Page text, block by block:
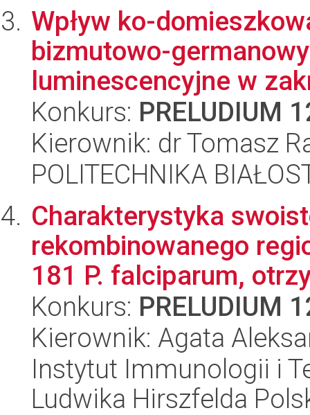
Wpływ ko-
bizmutowo-
luminescencyjne w
Konkurs: PRELUDIUM
Kierownik: dr Tomasz
POLITECHNIKA
Charakterystyka
rekombinowanego
181 P. falciparum,
Konkurs: PRELUDIUM
Kierownik: Agata
Instytut Immunologii i
Ludwika Hirszfelda